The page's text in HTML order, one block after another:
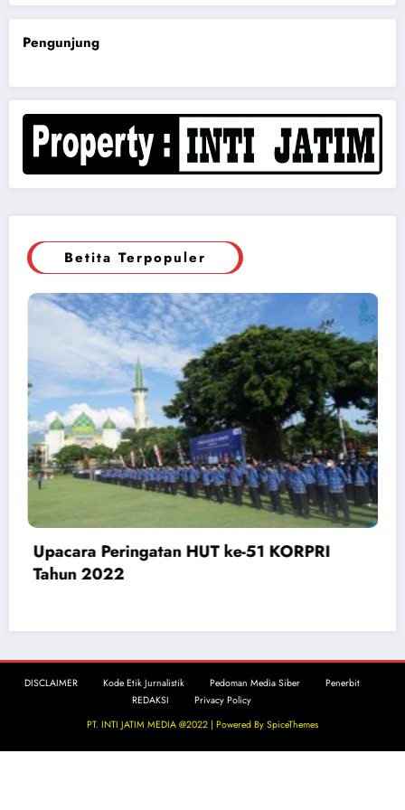
Pengunjung
Betita Terpopuler
HUT PGRI Ke-51 Tahun 2022, Seminar
Akbar “Stop Bad Words and Bullying”
DISCLAIMER Kode Etik Jurnalistik Pedoman Media Siber
Penerbit
REDAKSI
Privacy Policy
PT. INTI JATIM MEDIA @2022 | Powered By
SpiceThemes